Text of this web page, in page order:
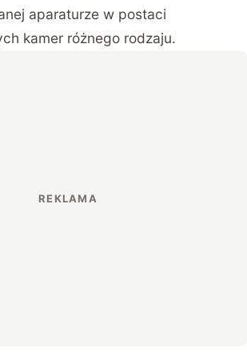
aparaturze w postaci
kamer różnego rodzaju.